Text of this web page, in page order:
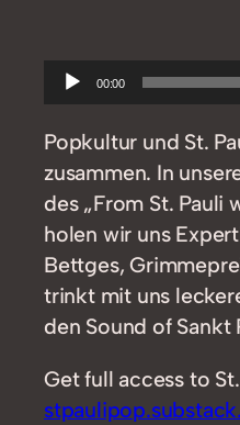
Audio-
Player
00:00
Popkultur und St.
zusammen. In
des „From St. Pauli
holen wir uns
Bettges,
trinkt mit uns
den Sound of Sankt
Get full access to